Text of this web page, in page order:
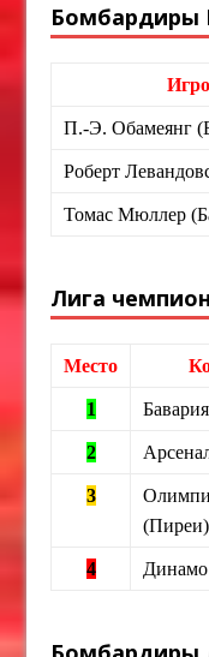
Бомбардиры
П.-Э. Обамеянг
Роберт
Томас Мюллер
Лига
Место
1
2
3
(Пиреи)
4 Динамо